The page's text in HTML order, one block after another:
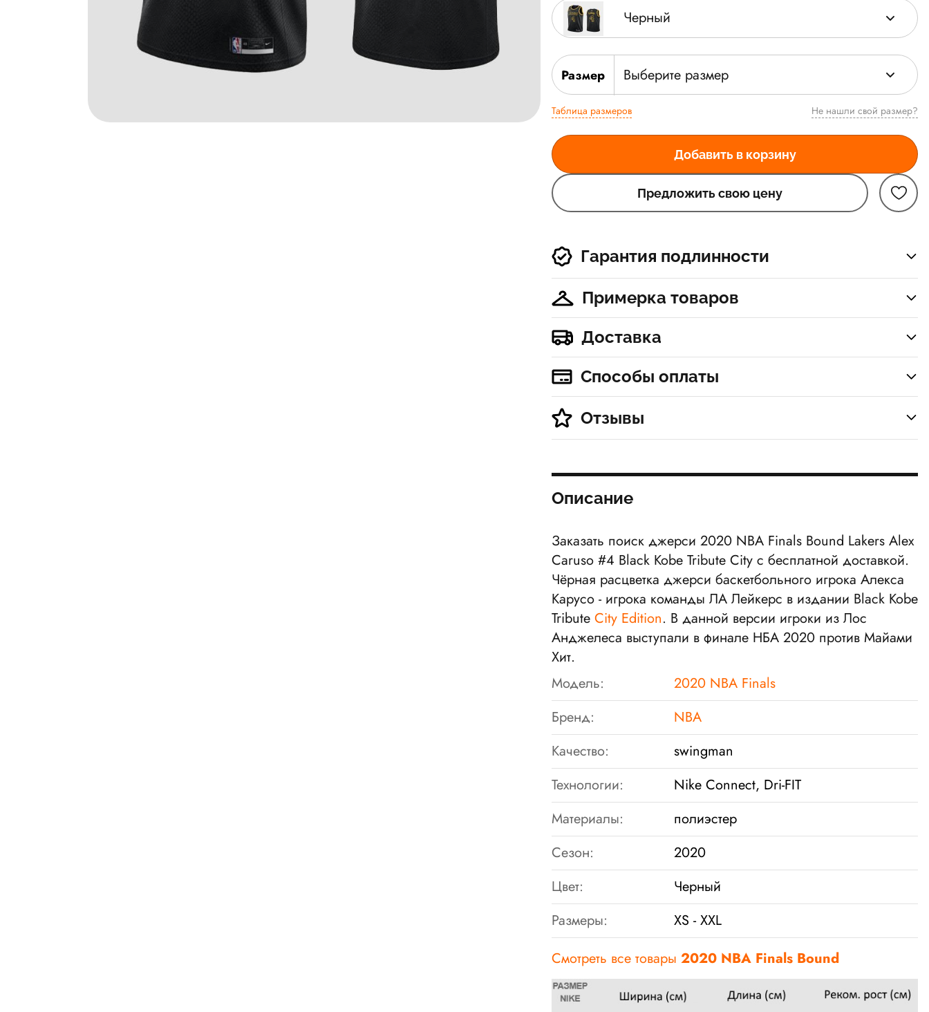
Черный
Размер Выберите размер
Таблица размеров Не нашли свой размер?
Добавить в корзину
Предложить свою цену
Гарантия подлинности
Примерка товаров
Доставка
Способы оплаты
Отзывы
Описание
Заказать поиск джерси 2020 NBA Finals Bound Lakers Alex
Caruso #4 Black Kobe Tribute City с бесплатной доставкой.
Чёрная расцветка джерси баскетбольного игрока Алекса
Карусо - игрока команды ЛА Лейкерс в издании Black Kobe
Tribute City Edition. В данной версии игроки из Лос
Анджелеса выступали в финале НБА 2020 против Майами
Хит.
Модель:
2020 NBA Finals
Бренд:
NBA
Качество:
swingman
Технологии:
Nike Connect, Dri-FIT
Материалы:
полиэстер
Сезон:
2020
Цвет:
Черный
Размеры:
XS - XXL
Смотреть все товары 2020 NBA Finals Bound